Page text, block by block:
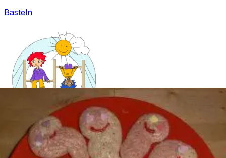
Basteln
Mandala für Kinder